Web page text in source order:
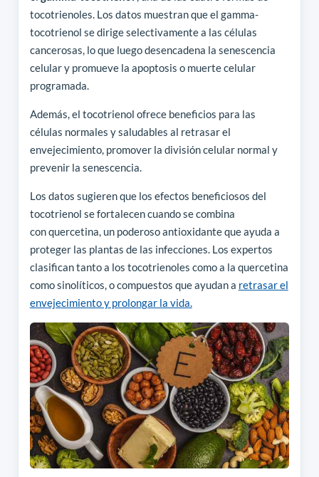
tocotrienoles. Los datos muestran que el gamma-
tocotrienol se dirige selectivamente a las células
cancerosas, lo que luego desencadena la senescencia
celular y promueve la apoptosis o muerte celular
programada.
Además, el tocotrienol ofrece beneficios para las
células normales y saludables al retrasar el
envejecimiento, promover la división celular normal y
prevenir la senescencia.
Los datos sugieren que los efectos beneficiosos del
tocotrienol se fortalecen cuando se combina
con quercetina, un poderoso antioxidante que ayuda a
proteger las plantas de las infecciones. Los expertos
clasifican tanto a los tocotrienoles como a la quercetina
como sinolíticos, o compuestos que ayudan a retrasar el
envejecimiento y prolongar la vida.